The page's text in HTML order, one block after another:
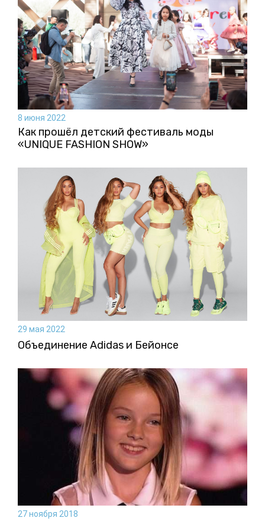
8 июня 2022
Как прошёл детский фестиваль моды
«UNIQUE FASHION SHOW»
29 мая 2022
Объединение Adidas и Бейонсе
27 ноября 2018